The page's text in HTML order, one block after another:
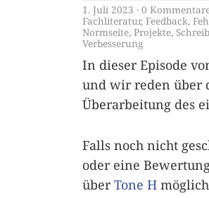
1. Juli 2023 0
Fachliteratur, Feedback,
Normseite, Projekte,
Verbesserung
In dieser Episode
und wir reden über
Überarbeitung des
Falls noch nicht
oder eine
überTone H